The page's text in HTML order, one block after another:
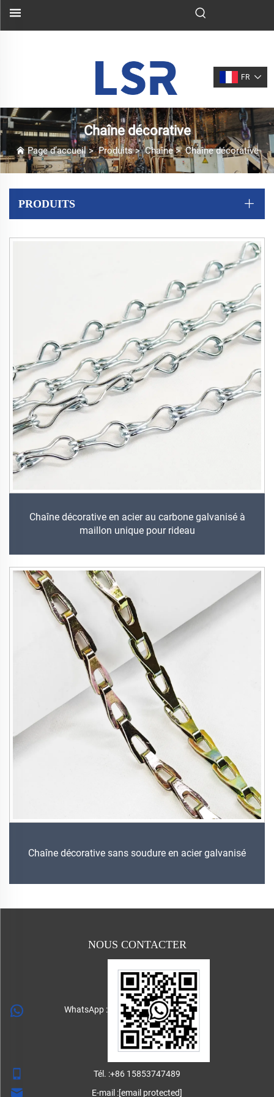
FR
Chaîne décorative
Page d’accueil>Produits>Chaîne>Chaîne décorative
PRODUITS
Chaîne décorative en acier au carbone galvanisé à
maillon unique pour rideau
Chaîne décorative sans soudure en acier galvanisé
NOUS CONTACTER
WhatsApp :
Tél. :+86 15853747489
E-mail :[email protected]